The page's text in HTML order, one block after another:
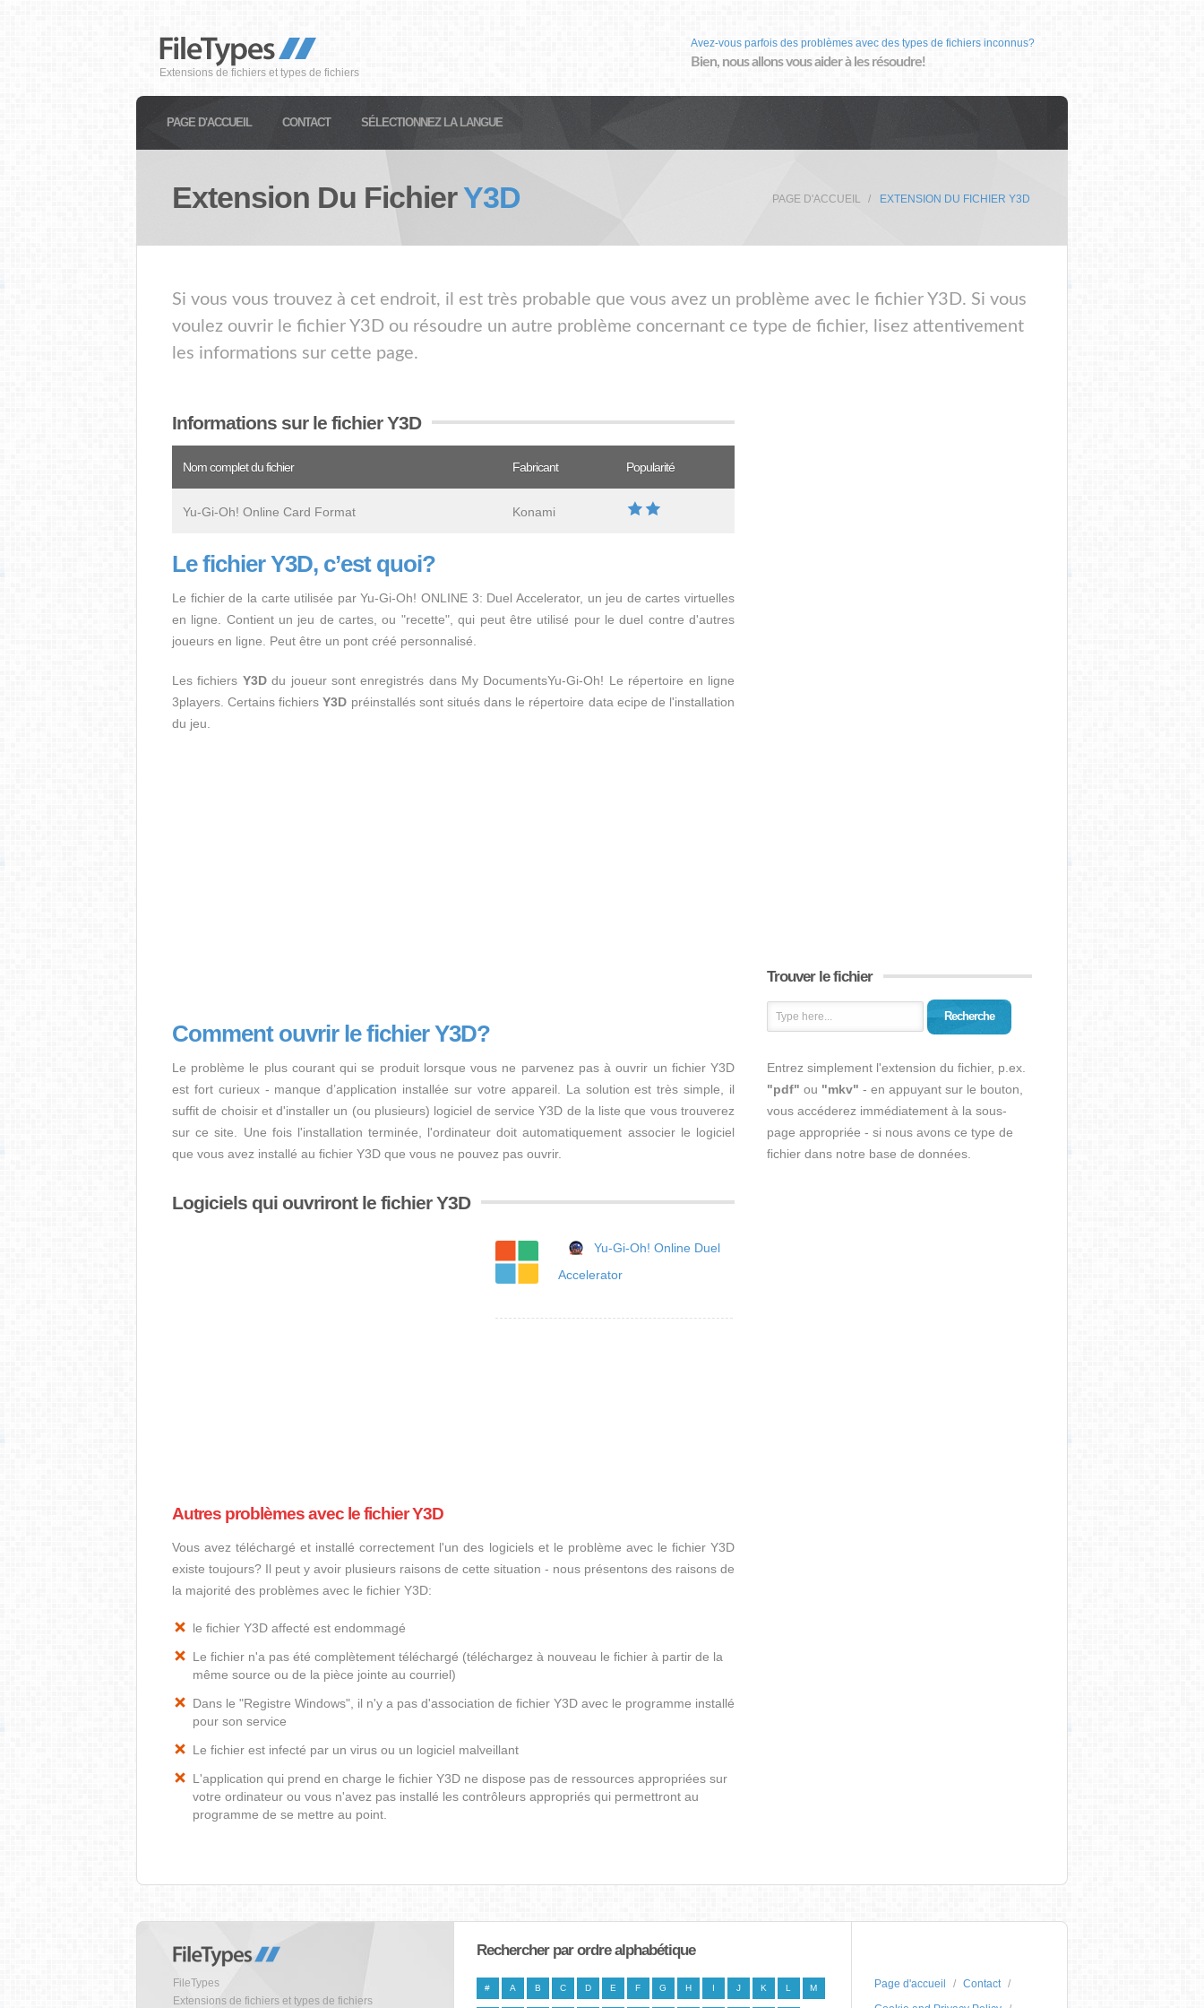
Extensions de fichiers et types de fichiers
Avez-vous parfois des problèmes avec des types de fichiers inconnus?
Bien, nous allons vous aider à les résoudre!
PAGE D'ACCUEIL CONTACT SÉLECTIONNEZ LA LANGUE
Extension Du FichierY3D PAGE D'ACCUEIL EXTENSION DU FICHIER Y3D
Si vous vous trouvez à cet endroit, il est très probable que vous avez un problème avec le fichier Y3D. Si vous
voulez ouvrir le fichier Y3D ou résoudre un autre problème concernant ce type de fichier, lisez attentivement
les informations sur cette page.
Informations sur le fichier Y3D
Nom complet du fichier Fabricant Popularité
Yu-Gi-Oh! Online Card Format Konami
Le fichier Y3D, c’est quoi?
Le fichier de la carte utilisée par Yu-Gi-Oh! ONLINE 3: Duel Accelerator, un jeu de cartes virtuelles
en ligne. Contient un jeu de cartes, ou "recette", qui peut être utilisé pour le duel contre d'autres
joueurs en ligne. Peut être un pont créé personnalisé.
Les fichiers Y3Ddu joueur sont enregistrés dans My DocumentsYu-Gi-Oh! Le répertoire en ligne
3players. Certains fichiersY3D préinstallés sont situés dans le répertoire data ecipe de l'installation
du jeu.
Comment ouvrir le fichier Y3D?
Le problème le plus courant qui se produit lorsque vous ne parvenez pas à ouvrir un fichier Y3D
est fort curieux - manque d’application installée sur votre appareil. La solution est très simple, il
suffit de choisir et d'installer un (ou plusieurs) logiciel de service Y3D de la liste que vous trouverez
sur ce site. Une fois l'installation terminée, l'ordinateur doit automatiquement associer le logiciel
que vous avez installé au fichier Y3D que vous ne pouvez pas ouvrir.
Logiciels qui ouvriront le fichier Y3D
Yu-Gi-Oh! Online Duel
Accelerator
Autres problèmes avec le fichier Y3D
Vous avez téléchargé et installé correctement l'un des logiciels et le problème avec le fichier Y3D
existe toujours? Il peut y avoir plusieurs raisons de cette situation - nous présentons des raisons de
la majorité des problèmes avec le fichier Y3D:
le fichier Y3D affecté est endommagé
Le fichier n'a pas été complètement téléchargé (téléchargez à nouveau le fichier à partir de la
même source ou de la pièce jointe au courriel)
Dans le "Registre Windows", il n'y a pas d'association de fichier Y3D avec le programme installé
pour son service
Le fichier est infecté par un virus ou un logiciel malveillant
L'application qui prend en charge le fichier Y3D ne dispose pas de ressources appropriées sur
votre ordinateur ou vous n'avez pas installé les contrôleurs appropriés qui permettront au
programme de se mettre au point.
Trouver le fichier
Recherche
Entrez simplement l'extension du fichier, p.ex.
"pdf" ou "mkv" - en appuyant sur le bouton,
vous accéderez immédiatement à la sous-
page appropriée - si nous avons ce type de
fichier dans notre base de données.
FileTypes
Extensions de fichiers et types de fichiers
Rechercher par ordre alphabétique
# A B C D E F G H I J K L M Page d'accueil
Contact